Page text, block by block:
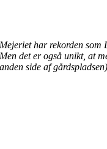
Mejeriet har rekorden som
Men det er også unikt, at
anden side af